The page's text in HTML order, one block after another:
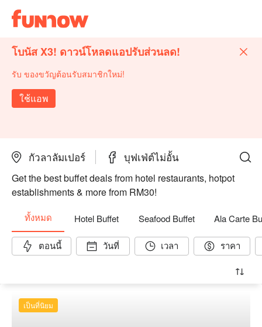
โบนัส X3! ดาวน์โหลดแอปรับส่วนลด!
รับ ของขวัญต้อนรับสมาชิกใหม่!
ใช้แอพ
กัวลาลัมเปอร์ บุฟเฟ่ต์ไม่อั้น
Get the best buffet deals from hotel restaurants, hotpot
establishments & more from RM30!
ทั้งหมด Hotel Buffet Seafood Buffet Ala Carte
ตอนนี้ วันที่ เวลา ราคา
เป็นที่นิยม